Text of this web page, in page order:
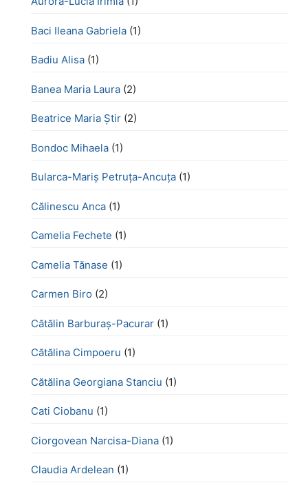
Baci Ileana Gabriela (1)
Badiu Alisa (1)
Banea Maria Laura (2)
Beatrice Maria Știr (2)
Bondoc Mihaela (1)
Bularca-Mariș Petruța-Ancuța (1)
Călinescu Anca (1)
Camelia Fechete (1)
Camelia Tănase (1)
Carmen Biro (2)
Cătălin Barburaș-Pacurar (1)
Cătălina Cimpoeru (1)
Cătălina Georgiana Stanciu (1)
Cati Ciobanu (1)
Ciorgovean Narcisa-Diana (1)
Claudia Ardelean (1)